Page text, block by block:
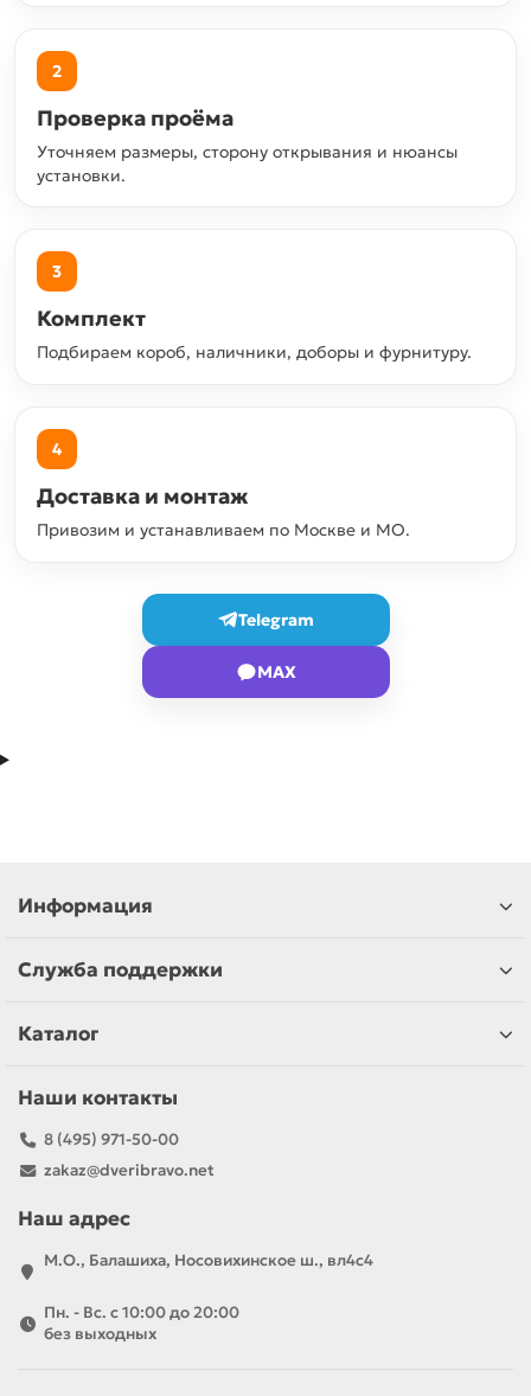
2
Проверка проёма
Уточняем размеры, сторону открывания и нюансы
установки.
3
Комплект
Подбираем короб, наличники, доборы и фурнитуру.
4
Доставка и монтаж
Привозим и устанавливаем по Москве и МО.
Telegram
MAX
Информация
Служба поддержки
Каталог
Наши контакты
8 (495) 971-50-00
zakaz@dveribravo.net
Наш адрес
М.О., Балашиха, Носовихинское ш., вл4с4
Пн. - Вс. с 10:00 до 20:00
без выходных